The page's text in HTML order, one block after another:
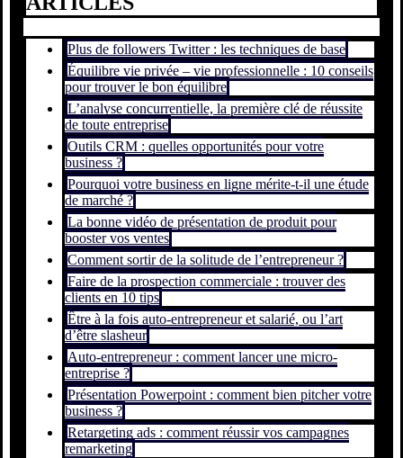
Plus de followers Twitter : les techniques de base
Équilibre vie privée – vie professionnelle : 10 conseils
pour trouver le bon équilibre
L’analyse concurrentielle, la première clé de réussite
de toute entreprise
Outils CRM : quelles opportunités pour votre
business ?
Pourquoi votre business en ligne mérite-t-il une étude
de marché ?
La bonne vidéo de présentation de produit pour
booster vos ventes
Comment sortir de la solitude de l’entrepreneur ?
Faire de la prospection commerciale : trouver des
clients en 10 tips
Être à la fois auto-entrepreneur et salarié, ou l’art
d’être slasheur
Auto-entrepreneur : comment lancer une micro-
entreprise ?
Présentation Powerpoint : comment bien pitcher votre
business ?
Retargeting ads : comment réussir vos campagnes
remarketing